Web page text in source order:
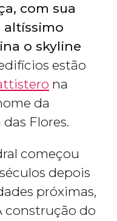
com sua
altíssimo
o skyline
estão
na
da
Flores.
começou
depois
próximas,
construção do